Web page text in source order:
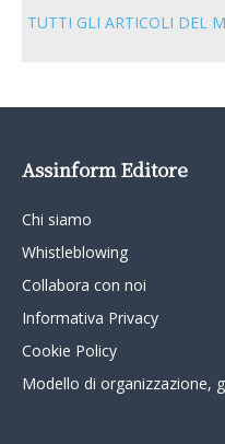
TUTTI GLI ARTICOLI DEL
Assinform Editore
Chi siamo
Whistleblowing
Collabora con noi
Informativa Privacy
Cookie Policy
Modello di organizzazione,